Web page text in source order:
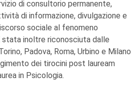
di consultorio permanente,
di informazione, divulgazione e
sociale al fenomeno
stata inoltre riconosciuta dalle
Padova, Roma, Urbino e Milano
dei tirocini post lauream
in Psicologia.